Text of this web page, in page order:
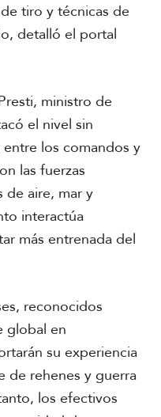
tiro y técnicas de
detalló el portal
ministro de
el nivel sin
los comandos y
las fuerzas
de aire, mar y
interactúa
más entrenada del
reconocidos
global en
su experiencia
de rehenes y guerra
los efectivos